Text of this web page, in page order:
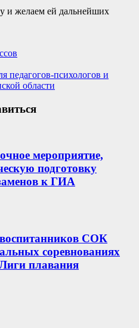
и желаем ей дальнейших
педагогов-психологов и
области
мероприятие,
подготовку
к ГИА
СОК
соревнованиях
плавания